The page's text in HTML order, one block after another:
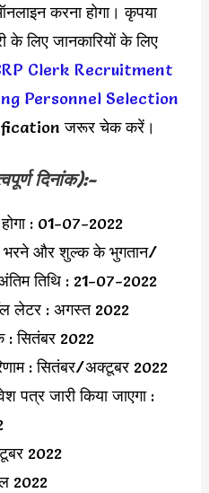
करना होगा। कृपया
के लिए जानकारियों के लिए
Clerk Recruitment
Personnel Selection
जरूर चेक करें।
दिनांक):-
: 01-07-2022
और शुल्क के भुगतान/
तिथि : 21-07-2022
लेटर : अगस्त 2022
: सितंबर 2022
: सितंबर/अक्टूबर 2022
पत्र जारी किया जाएगा :
2022
2022